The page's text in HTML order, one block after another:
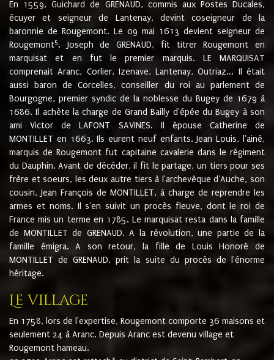
En 1559, Guichard de GRENAUD, commis aux Postes Ducales,
écuyer et seigneur de Lantenay, devint coseigneur de la
baronnie de Rougemont. Le 09 mai 1613 devient seigneur de
Rougemont5. Joseph de GRENAUD, fit titrer Rougemont en
marquisat et en fut le premier marquis. LE MARQUISAT
comprenait Aranc, Corlier, Izenave, Lantenay, Outriaz... Il était
aussi baron de Corcelles, conseiller du roi au parlement de
Bourgogne, premier syndic de la noblesse du Bugey de 1679 à
1686. Il achète la charge de Grand Bailly d'épée du Bugey à son
ami Victor de LAFONT SAVINES. Il épouse Catherine de
MONTILLET en 1663. Ils eurent neuf enfants. Jean Louis, l'ainé,
marquis de Rougemont fut capitaine cavalerie dans le régiment
du Dauphin. Avant de décéder, il fit le partage, un tiers pour ses
frère et soeurs, les deux autre tiers à l'archevêque d'Auche, son
cousin, Jean François de MONTILLET, à charge de reprendre les
armes et noms. Il s'en suivit un procès fleuve, dont le roi de
France mis un terme en 1785. Le marquisat resta dans la famille
de MONTILLET de GRENAUD. A la révolution, une partie de la
famille émigra. A son retour, la fille de Louis Honoré de
MONTILLET de GRENAUD, prit la suite du procès de l'énorme
héritage.
Le village
En 1758, lors de l'expertise, Rougemont comporte 36 maisons et
seulement 24 à Aranc. Depuis Aranc est devenu village et
Rougemont hameau.